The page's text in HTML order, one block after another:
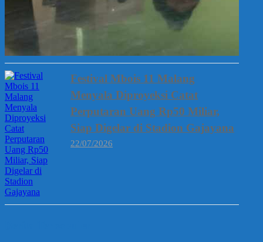
Festival Mbois 11 Malang
Menyala Diproyeksi Catat
Perputaran Uang Rp50 Miliar,
Siap Digelar di Stadion Gajayana
22/07/2026